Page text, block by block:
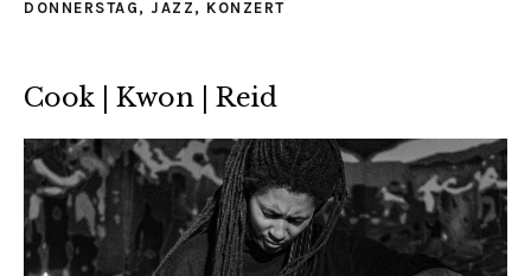
DONNERSTAG , JAZZ , KONZERT
Cook | Kwon | Reid